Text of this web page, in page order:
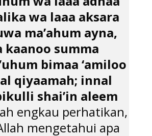
wa laaa aksara
ma’ahum ayna,
kaanoo summa
bimaa ‘amiloo
qiyaamah; innal
shai’in aleem
engkau perhatikan,
mengetahui apa